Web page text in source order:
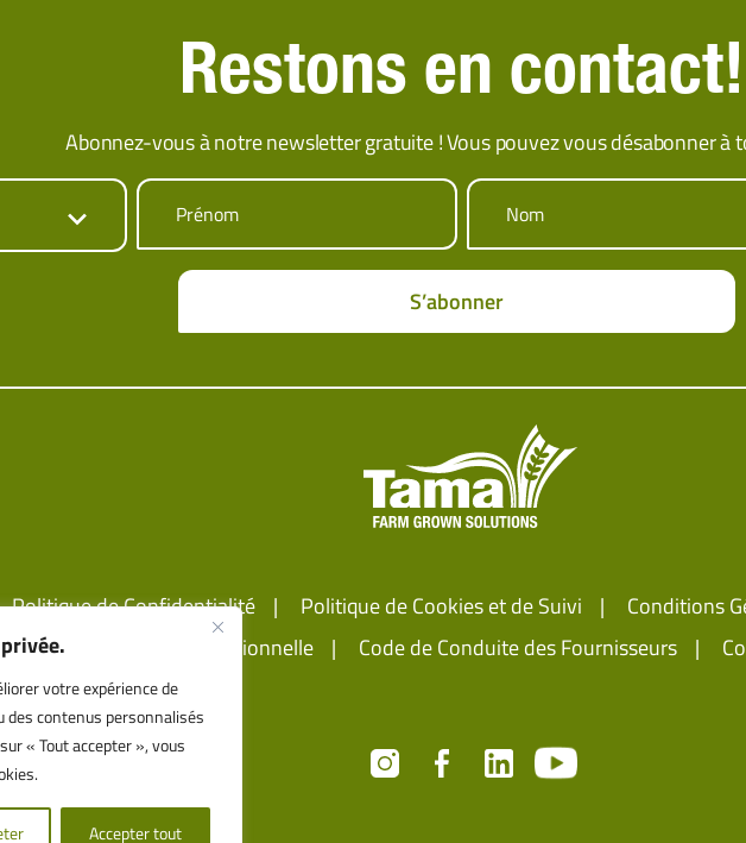
votre expérience de
des contenus personnalisés
« Tout accepter », vous
Accepter tout
Restons en contact!
Abonnez-vous à notre newsletter gratuite ! Vous pouvez vous désabonner à
Prénom Nom
S’abonner
Politique de Confidentialité Politique de Cookies et de Suivi
Conditions
Code de Conduite Professionnelle
Code de Conduite des Fournisseurs